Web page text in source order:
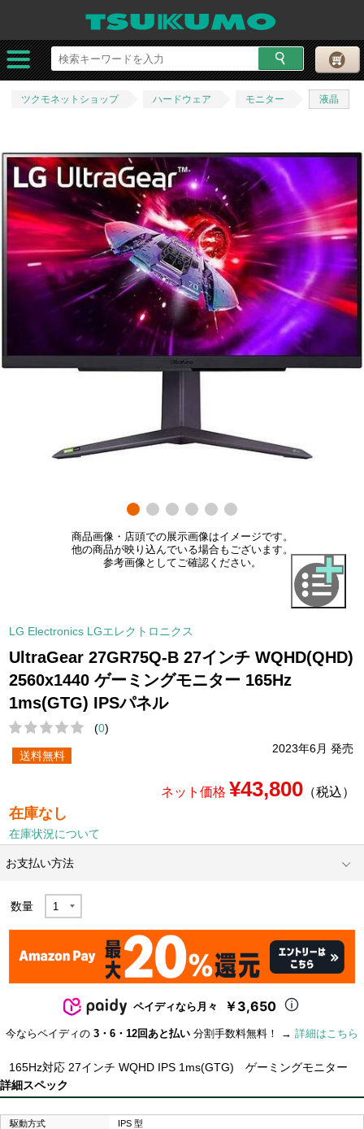
ツクモネットショップ ハードウェア モニター 液晶
商品画像・店頭での展示画像はイメージです。
他の商品が映り込んでいる場合もございます。
参考画像としてご確認ください。
LG Electronics LGエレクトロニクス
UltraGear 27GR75Q-B 27インチ WQHD(QHD)
2560x1440 ゲーミングモニター 165Hz
1ms(GTG) IPSパネル
(0)
2023年6月 発売
送料無料
ネット価格 ¥43,800（税込）
在庫なし
在庫状況について
お支払い方法
数量
ペイディなら月々 ￥3,650
今ならペイディの 3・6・12回あと払い 分割手数料無料！ → 詳細はこちら
165Hz対応 27インチ WQHD IPS 1ms(GTG) ゲーミングモニター
詳細スペック
駆動方式
IPS 型